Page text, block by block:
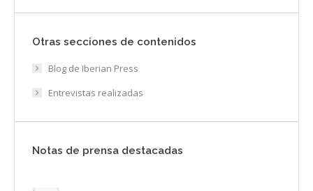
Otras secciones de contenidos
Blog de Iberian Press
Entrevistas realizadas
Notas de prensa destacadas